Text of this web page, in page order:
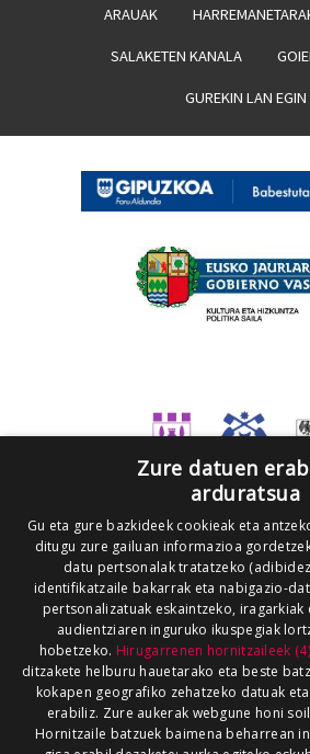
ARAUAK
SALAKETEN KANALA
GUREKIN LAN EGIN
Zure datuen
arduratsua
Gu eta gure bazkideek cookieak eta
ditugu zure gailuan informazioa
datu pertsonalak tratatzeko
identifikatzaile bakarrak eta nabigazio-
pertsonalizatuak eskaintzeko, iragarkiak
audientziaren inguruko ikuspegiak
hobetzeko. Hirugarrenen hornitzaileek (4)
ditzakete helburu hauetarako eta beste
kokapen geografiko zehatzeko datuak
erabiliz. Zure aukerak webgune honi
Hornitzaile batzuek baimena beharrean